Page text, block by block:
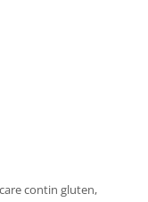
contin gluten,